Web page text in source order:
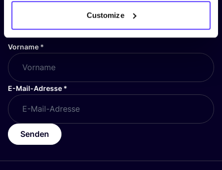
Customize
Abonniere unseren Newsletter
und bleibe auf dem Laufenden!
Vorname *
E-Mail-Adresse *
Senden